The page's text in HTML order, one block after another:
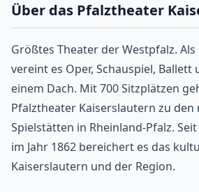
Über das Pfalztheater
Größtes Theater der Westpfalz.
vereint es Oper, Schauspiel,
einem Dach. Mit 700 Sitzplätzen
Pfalztheater Kaiserslautern zu
Spielstätten in Rheinland-Pfalz.
im Jahr 1862 bereichert es das
Kaiserslautern und der Region.